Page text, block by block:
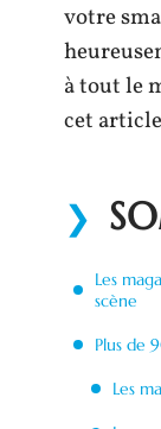
votre
à tout le
cet
Les
scène
Plus de
Les